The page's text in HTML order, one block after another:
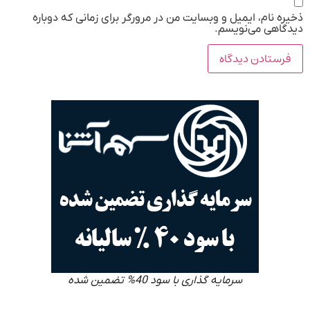
ذخیره نام، ایمیل و وبسایت من در مرورگر برای زمانی که دوباره
دیدگاهی می‌نویسم.
سرمایه گذاری با سود 40% تضمین شده